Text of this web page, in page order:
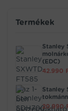
Termékek
Stanley
(EDC)
42.990
Stanley
20.990